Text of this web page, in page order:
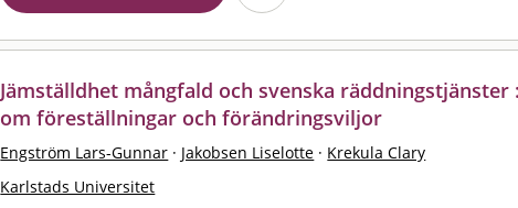
Jämställdhet mångfald och svenska räddningstjänster :
om föreställningar och förändringsviljor
Engström Lars-Gunnar · Jakobsen Liselotte · Krekula Clary
Karlstads Universitet